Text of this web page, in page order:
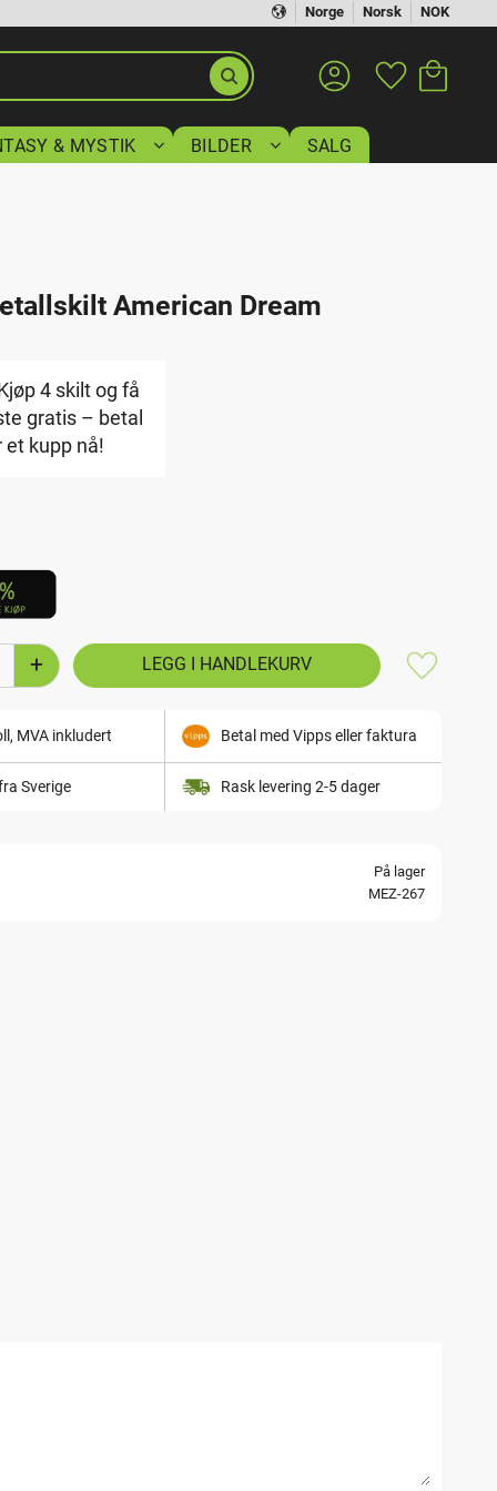
Norge Norsk NOK
Favoritter
& MYSTIK BILDER SALG
American Dream
4 skilt og få
gratis – betal
et kupp nå!
+
Lagre
MVA inkludert Betal med Vipps eller faktura
Sverige Rask levering 2-5 dager
På lager
MEZ-267